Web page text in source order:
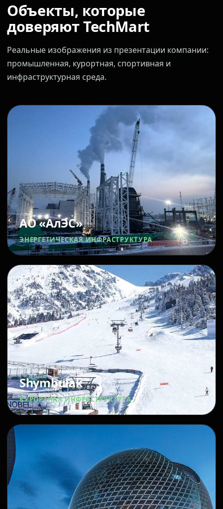
Объекты, которые
доверяют TechMart
Реальные изображения из презентации компании:
промышленная, курортная, спортивная и
инфраструктурная среда.
АО «АлЭС»
ЭНЕРГЕТИЧЕСКАЯ ИНФРАСТРУКТУРА
Shymbulak
КУРОРТНАЯ ИНФРАСТРУКТУРА